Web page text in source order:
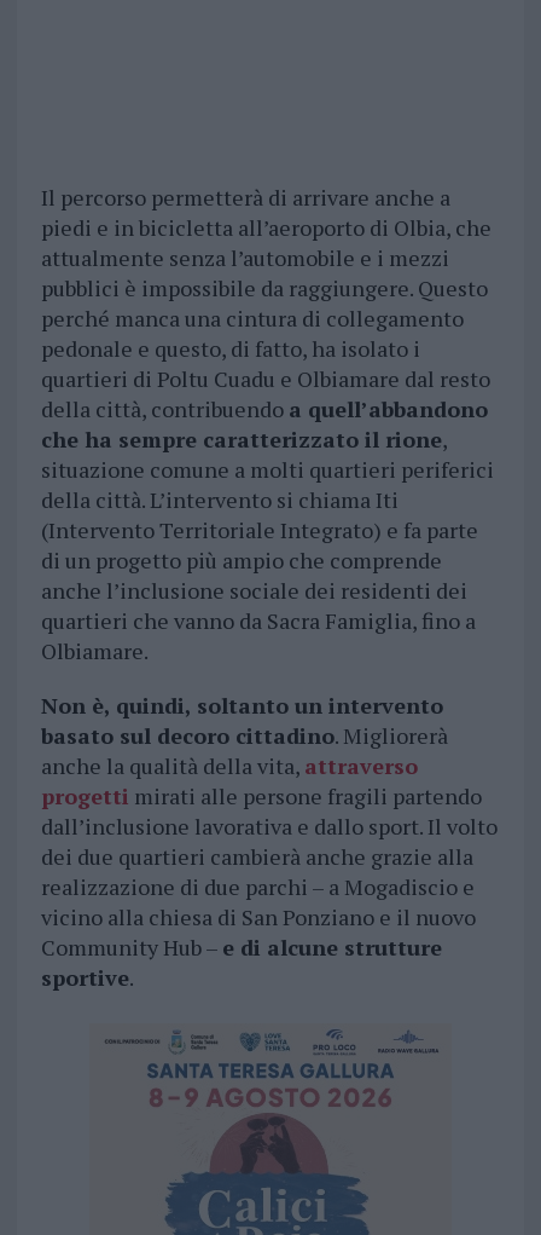
Il percorso permetterà di arrivare anche a
piedi e in bicicletta all’aeroporto di Olbia, che
attualmente senza l’automobile e i mezzi
pubblici è impossibile da raggiungere. Questo
perché manca una cintura di collegamento
pedonale e questo, di fatto, ha isolato i
quartieri di Poltu Cuadu e Olbiamare dal resto
della città, contribuendo a quell’abbandono
che ha sempre caratterizzato il rione,
situazione comune a molti quartieri periferici
della città. L’intervento si chiama Iti
(Intervento Territoriale Integrato) e fa parte
di un progetto più ampio che comprende
anche l’inclusione sociale dei residenti dei
quartieri che vanno da Sacra Famiglia, fino a
Olbiamare.
Non è, quindi, soltanto un intervento
basato sul decoro cittadino. Migliorerà
anche la qualità della vita, attraverso
progetti mirati alle persone fragili partendo
dall’inclusione lavorativa e dallo sport. Il volto
dei due quartieri cambierà anche grazie alla
realizzazione di due parchi – a Mogadiscio e
vicino alla chiesa di San Ponziano e il nuovo
Community Hub – e di alcune strutture
sportive.